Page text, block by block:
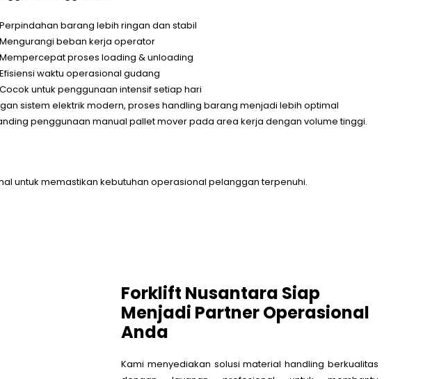
Perpindahan barang lebih ringan dan stabil
Mengurangi beban kerja operator
Mempercepat proses loading & unloading
Efisiensi waktu operasional gudang
Cocok untuk penggunaan intensif setiap hari
sistem elektrik modern, proses handling barang menjadi lebih optimal
penggunaan manual pallet mover pada area kerja dengan volume tinggi.
untuk memastikan kebutuhan operasional pelanggan terpenuhi.
Forklift Nusantara Siap
Menjadi Partner Operasional
Anda
Kami menyediakan solusi material handling berkualitas